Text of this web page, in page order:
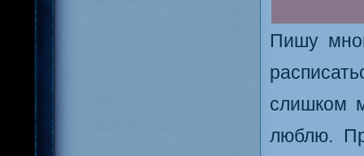
Пишу
слишком
люблю.